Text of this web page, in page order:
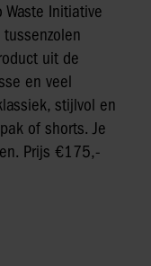
Waste Initiative
uit de
en veel
stijlvol en
of shorts. Je
Prijs €175,-